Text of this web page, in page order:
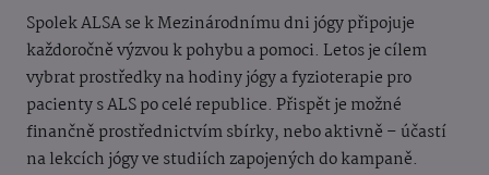
Spolek ALSA se k Mezinárodnímu dni jógy připojuje
každoročně výzvou k pohybu a pomoci. Letos je cílem
vybrat prostředky na hodiny jógy a fyzioterapie pro
pacienty s ALS po celé republice. Přispět je možné
finančně prostřednictvím sbírky, nebo aktivně – účastí
na lekcích jógy ve studiích zapojených do kampaně.